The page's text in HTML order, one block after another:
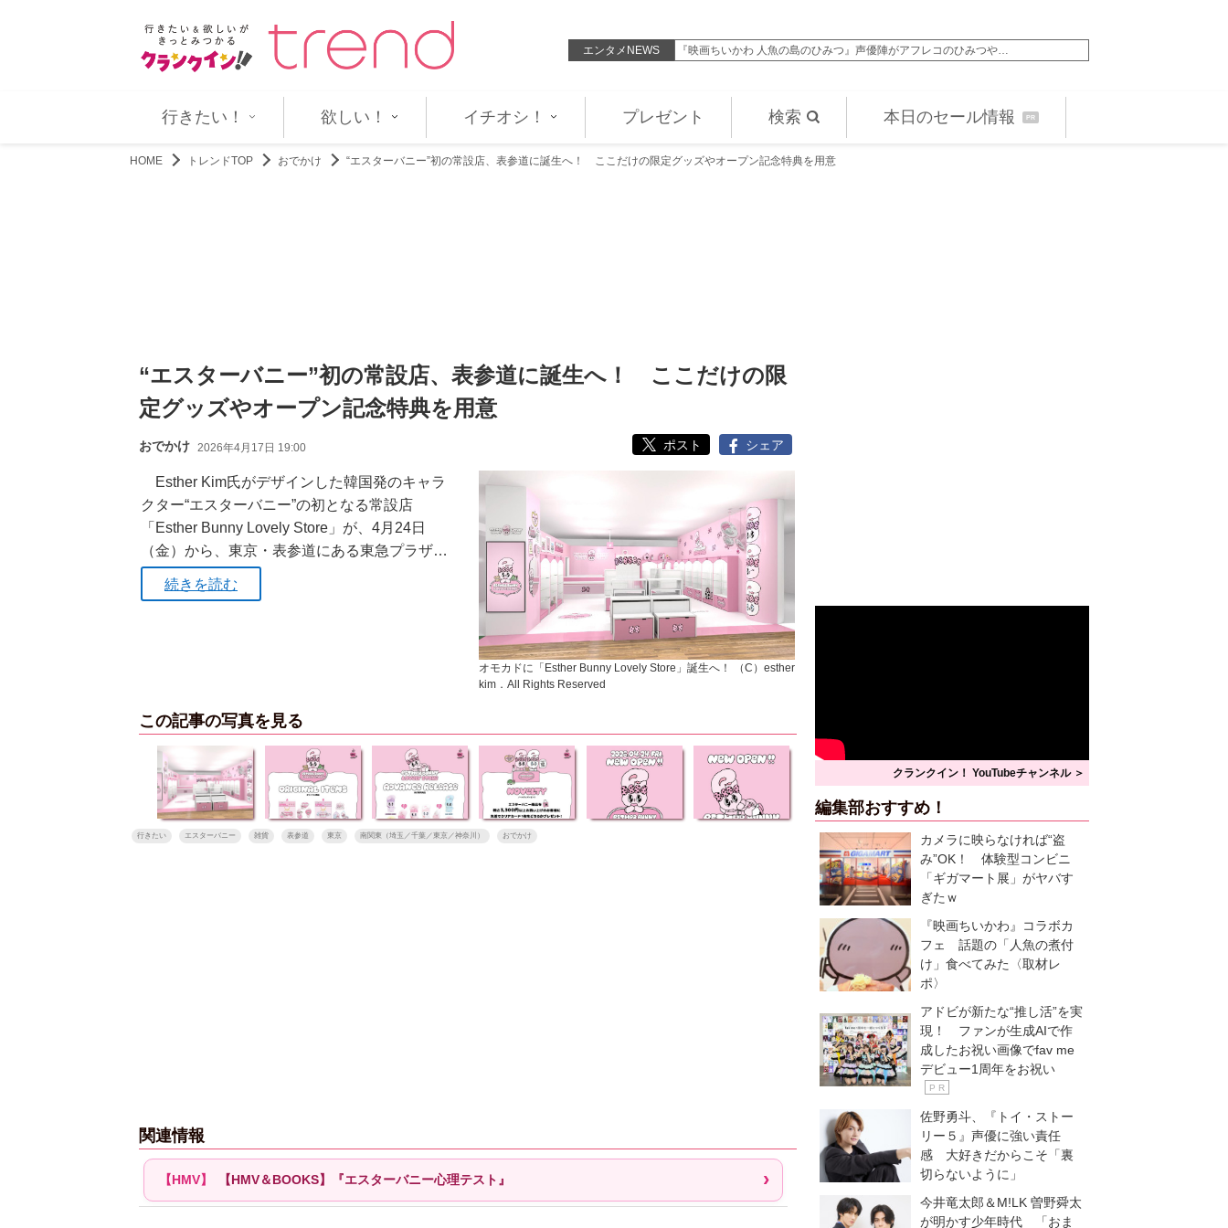
エンタメNEWS
中島健人主演『SとX』30代の“いま”のリアルを切り取った新場面写… 『映画ちいかわ 人魚の島のひみつ』声優陣がアフレコのひみつや…
行きたい！ 欲しい！ イチオシ！ プレゼント 検索 本日のセール情報 PR
HOME トレンドTOP おでかけ “エスターバニー”初の常設店、表参道に誕生へ！ ここだけの限定グッズやオープン記念特典を用意
“エスターバニー”初の常設店、表参道に誕生へ！ ここだけの限
定グッズやオープン記念特典を用意
おでかけ 2026年4月17日 19:00 ポスト シェア
オモカドに「Esther Bunny Lovely Store」誕生へ！ （C）esther
kim．All Rights Reserved
Esther Kim氏がデザインした韓国発のキャラ
クター“エスターバニー”の初となる常設店
「Esther Bunny Lovely Store」が、4月24日
（金）から、東京・表参道にある東急プラザ…
続きを読む
この記事の写真を見る
行きたい エスターバニー 雑貨 表参道 東京 南関東（埼玉／千葉／東京／神奈川） おでかけ
関連情報
【HMV＆BOOKS】『エスターバニー心理テスト』
クランクイン！ YouTubeチャンネル ＞
編集部おすすめ！
カメラに映らなければ“盗
み”OK！ 体験型コンビニ
「ギガマート展」がヤバす
ぎたｗ
『映画ちいかわ』コラボカ
フェ 話題の「人魚の煮付
け」食べてみた〈取材レ
ポ〉
アドビが新たな“推し活”を実
現！ ファンが生成AIで作
成したお祝い画像でfav me
デビュー1周年をお祝い
P R
佐野勇斗、『トイ・ストー
リー５』声優に強い責任
感 大好きだからこそ「裏
切らないように」
今井竜太郎＆M!LK 曽野舜太
が明かす少年時代 「おま